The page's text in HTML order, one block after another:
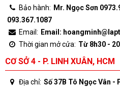
Bảo hành: Mr. Ngọc Sơn
093.367.1087
Email: Email:
Thời gian mở cửa: Từ 8h30 -
CƠ SỞ 4 - P. LINH XUÂN, HCM
Địa chỉ: Số 37B Tô Ngọc Vân -